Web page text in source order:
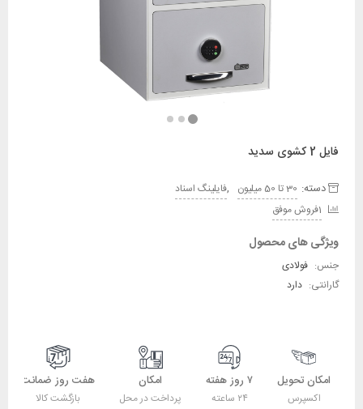
فایل 2 کشوی سدید
دسته: 30 تا 50 میلیون ,فایلینگ اسناد
1فروش موفق
ویژگی های محصول
جنس: فولادی
گارانتی: دارد
امکان تحویل
اکسپرس
۷ روز هفته
۲۴ ساعته
امکان
پرداخت در محل
هفت روز ضمانت
بازگشت کالا